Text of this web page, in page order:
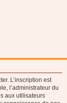
L’inscription est
l’administrateur du
aux utilisateurs